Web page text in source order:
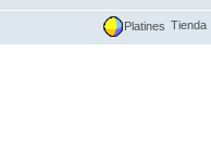
Platines Tienda